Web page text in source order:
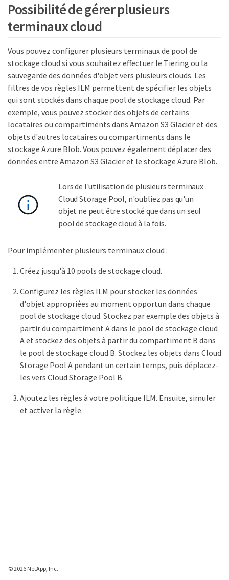
Possibilité de gérer plusieurs
terminaux cloud
Vous pouvez configurer plusieurs terminaux de pool de
stockage cloud si vous souhaitez effectuer le Tiering ou la
sauvegarde des données d'objet vers plusieurs clouds. Les
filtres de vos règles ILM permettent de spécifier les objets
qui sont stockés dans chaque pool de stockage cloud. Par
exemple, vous pouvez stocker des objets de certains
locataires ou compartiments dans Amazon S3 Glacier et des
objets d'autres locataires ou compartiments dans le
stockage Azure Blob. Vous pouvez également déplacer des
données entre Amazon S3 Glacier et le stockage Azure Blob.
Lors de l'utilisation de plusieurs terminaux
Cloud Storage Pool, n'oubliez pas qu'un
objet ne peut être stocké que dans un seul
pool de stockage cloud à la fois.
Pour implémenter plusieurs terminaux cloud :
Créez jusqu'à 10 pools de stockage cloud.
Configurez les règles ILM pour stocker les données
d'objet appropriées au moment opportun dans chaque
pool de stockage cloud. Stockez par exemple des objets à
partir du compartiment A dans le pool de stockage cloud
A et stockez des objets à partir du compartiment B dans
le pool de stockage cloud B. Stockez les objets dans Cloud
Storage Pool A pendant un certain temps, puis déplacez-
les vers Cloud Storage Pool B.
Ajoutez les règles à votre politique ILM. Ensuite, simuler
et activer la règle.
© 2026 NetApp, Inc.